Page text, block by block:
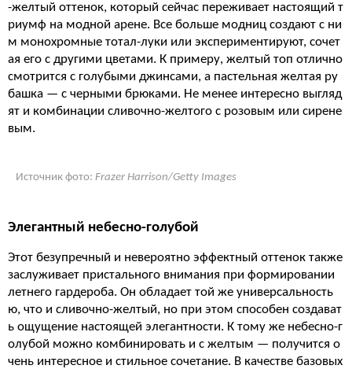
-желтый оттенок, который сейчас переживает настоящий т
риумф на модной арене. Все больше модниц создают с ни
м монохромные тотал-луки или экспериментируют, сочет
ая его с другими цветами. К примеру, желтый топ отлично
смотрится с голубыми джинсами, а пастельная желтая ру
башка — с черными брюками. Не менее интересно выгляд
ят и комбинации сливочно-желтого с розовым или сирене
вым.
Источник фото: Frazer Harrison/Getty Images
Элегантный небесно-голубой
Этот безупречный и невероятно эффектный оттенок также
заслуживает пристального внимания при формировании
летнего гардероба. Он обладает той же универсальность
ю, что и сливочно-желтый, но при этом способен создават
ь ощущение настоящей элегантности. К тому же небесно-г
олубой можно комбинировать и с желтым — получится о
чень интересное и стильное сочетание. В качестве базовых